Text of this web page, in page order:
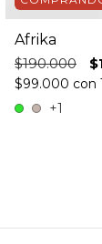
Afrika
$190.000
$99.000 con
+1